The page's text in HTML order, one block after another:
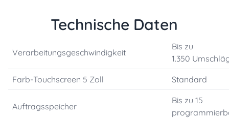
Technische Daten
Verarbeitungsgeschwindigkeit
Bis zu
1.350
Farb-Touchscreen 5 Zoll Standard
Auftragsspeicher
Bis zu 15